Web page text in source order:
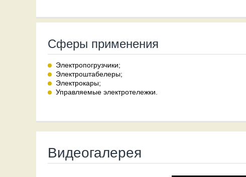
Сферы применения
Электропогрузчики;
Электроштабелеры;
Электрокары;
Управляемые электротележки.
Видеогалерея